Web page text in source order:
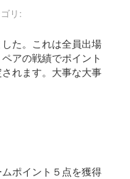
リ:
た。これは全員出場
アの戦績でポイント
れます。大事な大事
ポイント５点を獲得